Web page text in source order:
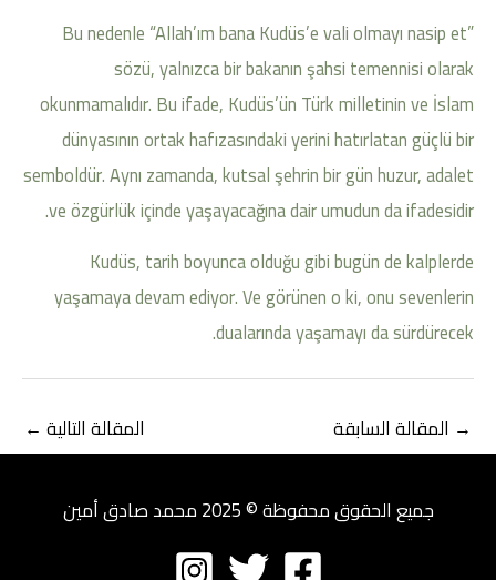
Bu nedenle “Allah’ım bana Kudüs’e vali olmayı nasip et”
sözü, yalnızca bir bakanın şahsi temennisi olarak
okunmamalıdır. Bu ifade, Kudüs’ün Türk milletinin ve İslam
dünyasının ortak hafızasındaki yerini hatırlatan güçlü bir
semboldür. Aynı zamanda, kutsal şehrin bir gün huzur, adalet
ve özgürlük içinde yaşayacağına dair umudun da ifadesidir.
Kudüs, tarih boyunca olduğu gibi bugün de kalplerde
yaşamaya devam ediyor. Ve görünen o ki, onu sevenlerin
dualarında yaşamayı da sürdürecek.
→ المقالة السابقة المقالة التالية ←
جميع الحقوق محفوظة © 2025 محمد صادق أمين